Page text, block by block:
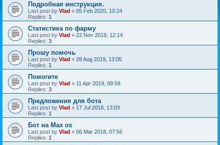
Подробная инструкция.
Last post by Vlad « 05 Feb 2020, 10:24
Replies: 1
Статистика по фарму
Last post by Vlad « 22 Nov 2019, 12:14
Replies: 3
Прошу помочь
Last post by Vlad « 28 Aug 2019, 13:05
Replies: 1
Помогите
Last post by Vlad « 11 Apr 2019, 09:59
Replies: 3
Предложения для бота
Last post by Vlad « 17 Jul 2018, 13:03
Replies: 1
Бот на Max os
Last post by Vlad « 06 Mar 2018, 07:56
Replies: 1